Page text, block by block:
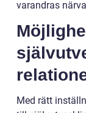
varandras
Med rätt